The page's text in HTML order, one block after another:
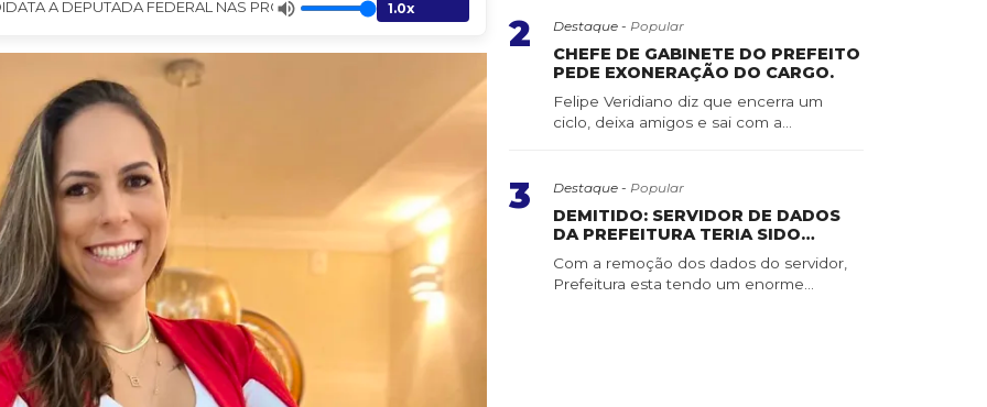
2 Destaque - Popular
CHEFE DE GABINETE DO PREFEITO
PEDE EXONERAÇÃO DO CARGO.
Felipe Veridiano diz que encerra um
ciclo, deixa amigos e sai com a
3 Destaque - Popular
DEMITIDO: SERVIDOR DE DADOS
DA PREFEITURA TERIA SIDO
CONFIANÇA
Com a remoção dos dados do servidor,
Prefeitura esta tendo um enorme
A DEPUTADA FEDERAL NAS PRÓXIMAS ELEIÇÕES - Jornal A Gazeta